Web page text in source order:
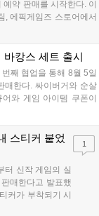
약 판매를 시작한다. 이
, 에픽게임즈 스토어에서
출시될 예정이다. 언리
다....
바캉스 세트 출시
째 협업을 통해 8월 5일
매한다. 싸이버거와 순살
와 게임 아이템 쿠폰이
며, 수익금은 사회 공헌
....스티커 붙었
터 신작 게임의 실
매한다고 발표했
커가 부착되기 시
. 7월 31일 실적
1